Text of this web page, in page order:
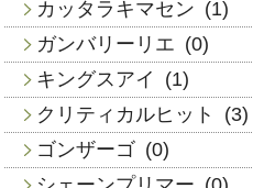
カッタラキマセン (1)
ガンバリーリエ (0)
キングスアイ
(1)
クリティカルヒット
(3)
ゴンザーゴ (0)